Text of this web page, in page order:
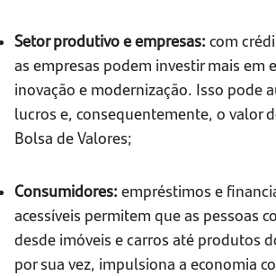
Setor produtivo e empresas: com
as empresas podem investir mais em
inovação e modernização. Isso pode
lucros e, consequentemente, o valor
Bolsa de Valores;
Consumidores: empréstimos e
acessíveis permitem que as pessoas
desde imóveis e carros até produtos
por sua vez, impulsiona a economia